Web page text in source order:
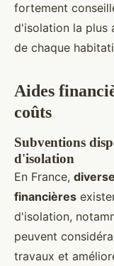
fortement
d'isolation la plus
de chaque
Aides
coûts
Subventions
d'isolation
En France,
financières
d'isolation,
peuvent
travaux et